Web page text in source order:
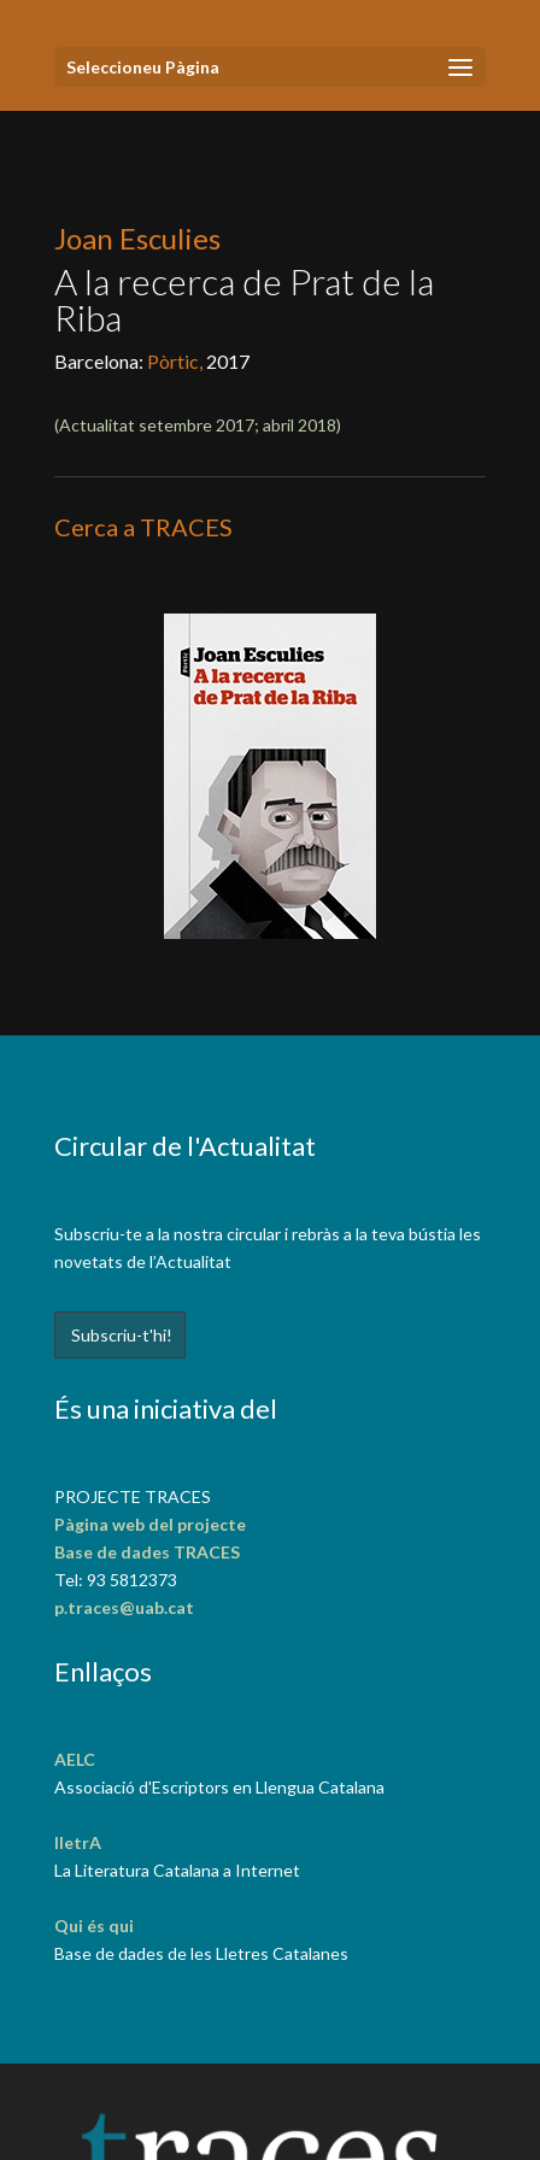
Seleccioneu Pàgina
Joan Esculies
A la recerca de Prat de la
Riba
Barcelona: Pòrtic, 2017
(Actualitat setembre 2017; abril 2018)
Cerca a TRACES
Circular de l'Actualitat
Subscriu-te a la nostra circular i rebràs a la teva bústia les
novetats de l’Actualitat
És una iniciativa del
PROJECTE TRACES
Pàgina web del projecte
Base de dades TRACES
Tel: 93 5812373
p.traces@uab.cat
Enllaços
AELC
Associació d'Escriptors en Llengua Catalana
lletrA
La Literatura Catalana a Internet
Qui és qui
Base de dades de les Lletres Catalanes